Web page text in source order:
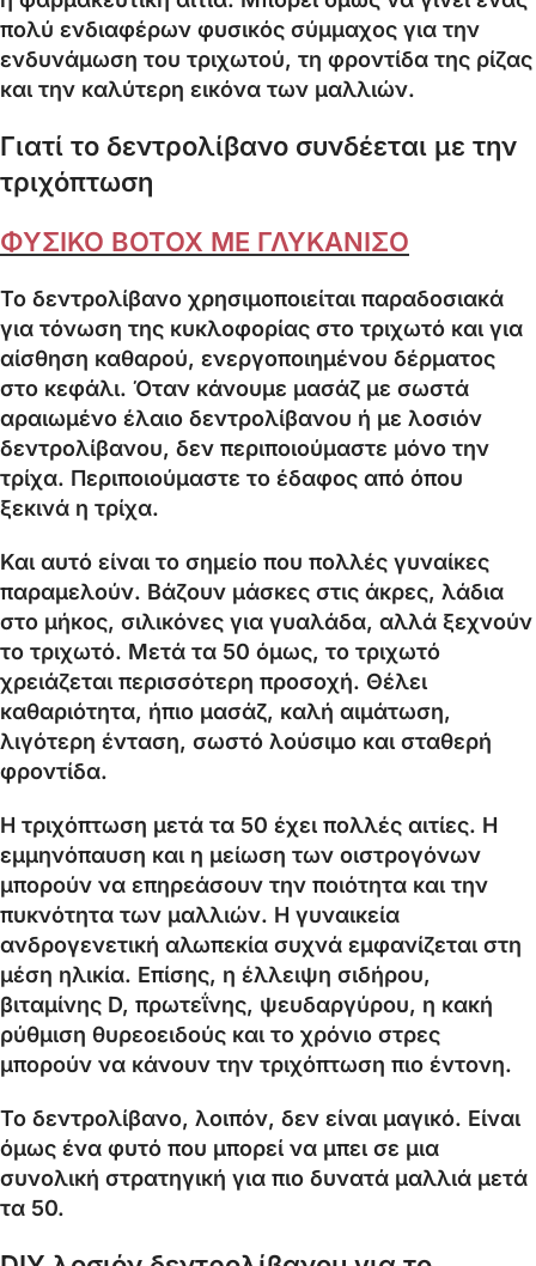
πολύ ενδιαφέρων φυσικός σύμμαχος για την
ενδυνάμωση του τριχωτού, τη φροντίδα της ρίζας
και την καλύτερη εικόνα των μαλλιών.
Γιατί το δεντρολίβανο συνδέεται με την
τριχόπτωση
ΦΥΣΙΚΟ BOTOX ΜΕ ΓΛΥΚΑΝΙΣΟ
Το δεντρολίβανο χρησιμοποιείται παραδοσιακά
για τόνωση της κυκλοφορίας στο τριχωτό και για
αίσθηση καθαρού, ενεργοποιημένου δέρματος
στο κεφάλι. Όταν κάνουμε μασάζ με σωστά
αραιωμένο έλαιο δεντρολίβανου ή με λοσιόν
δεντρολίβανου, δεν περιποιούμαστε μόνο την
τρίχα. Περιποιούμαστε το έδαφος από όπου
ξεκινά η τρίχα.
Και αυτό είναι το σημείο που πολλές γυναίκες
παραμελούν. Βάζουν μάσκες στις άκρες, λάδια
στο μήκος, σιλικόνες για γυαλάδα, αλλά ξεχνούν
το τριχωτό. Μετά τα 50 όμως, το τριχωτό
χρειάζεται περισσότερη προσοχή. Θέλει
καθαριότητα, ήπιο μασάζ, καλή αιμάτωση,
λιγότερη ένταση, σωστό λούσιμο και σταθερή
φροντίδα.
Η τριχόπτωση μετά τα 50 έχει πολλές αιτίες. Η
εμμηνόπαυση και η μείωση των οιστρογόνων
μπορούν να επηρεάσουν την ποιότητα και την
πυκνότητα των μαλλιών. Η γυναικεία
ανδρογενετική αλωπεκία συχνά εμφανίζεται στη
μέση ηλικία. Επίσης, η έλλειψη σιδήρου,
βιταμίνης D, πρωτεΐνης, ψευδαργύρου, η κακή
ρύθμιση θυρεοειδούς και το χρόνιο στρες
μπορούν να κάνουν την τριχόπτωση πιο έντονη.
Το δεντρολίβανο, λοιπόν, δεν είναι μαγικό. Είναι
όμως ένα φυτό που μπορεί να μπει σε μια
συνολική στρατηγική για πιο δυνατά μαλλιά μετά
τα 50.